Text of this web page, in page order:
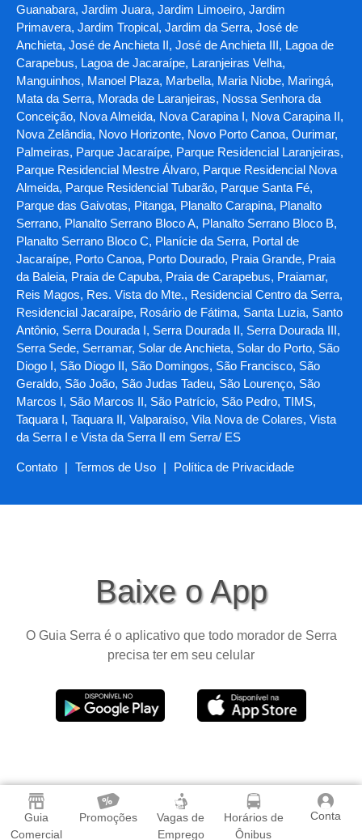
Guia
Comercial
Promoções
Vagas de
Emprego
Horários de
Ônibus
Conta
Guanabara, Jardim Juara, Jardim Limoeiro, Jardim
Primavera, Jardim Tropical, Jardim da Serra, José de
Anchieta, José de Anchieta II, José de Anchieta III, Lagoa de
Carapebus, Lagoa de Jacaraípe, Laranjeiras Velha,
Manguinhos, Manoel Plaza, Marbella, Maria Niobe, Maringá,
Mata da Serra, Morada de Laranjeiras, Nossa Senhora da
Conceição, Nova Almeida, Nova Carapina I, Nova Carapina II,
Nova Zelândia, Novo Horizonte, Novo Porto Canoa, Ourimar,
Palmeiras, Parque Jacaraípe, Parque Residencial Laranjeiras,
Parque Residencial Mestre Álvaro, Parque Residencial Nova
Almeida, Parque Residencial Tubarão, Parque Santa Fé,
Parque das Gaivotas, Pitanga, Planalto Carapina, Planalto
Serrano, Planalto Serrano Bloco A, Planalto Serrano Bloco B,
Planalto Serrano Bloco C, Planície da Serra, Portal de
Jacaraípe, Porto Canoa, Porto Dourado, Praia Grande, Praia
da Baleia, Praia de Capuba, Praia de Carapebus, Praiamar,
Reis Magos, Res. Vista do Mte., Residencial Centro da Serra,
Residencial Jacaraípe, Rosário de Fátima, Santa Luzia, Santo
Antônio, Serra Dourada I, Serra Dourada II, Serra Dourada III,
Serra Sede, Serramar, Solar de Anchieta, Solar do Porto, São
Diogo I, São Diogo II, São Domingos, São Francisco, São
Geraldo, São João, São Judas Tadeu, São Lourenço, São
Marcos I, São Marcos II, São Patrício, São Pedro, TIMS,
Taquara I, Taquara II, Valparaíso, Vila Nova de Colares, Vista
da Serra I e Vista da Serra II em Serra/ ES
Contato | Termos de Uso | Política de Privacidade
Baixe o App
O Guia Serra é o aplicativo que todo morador de Serra
precisa ter em seu celular